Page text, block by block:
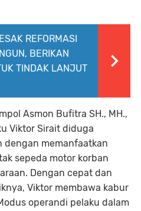
REFORMASI
BERIKAN
TINDAK LANJUT
Asmon Bufitra SH., MH.,
Viktor Sirait diduga
dengan memanfaatkan
sepeda motor korban
Dengan cepat dan
Viktor membawa kabur
operandi pelaku dalam